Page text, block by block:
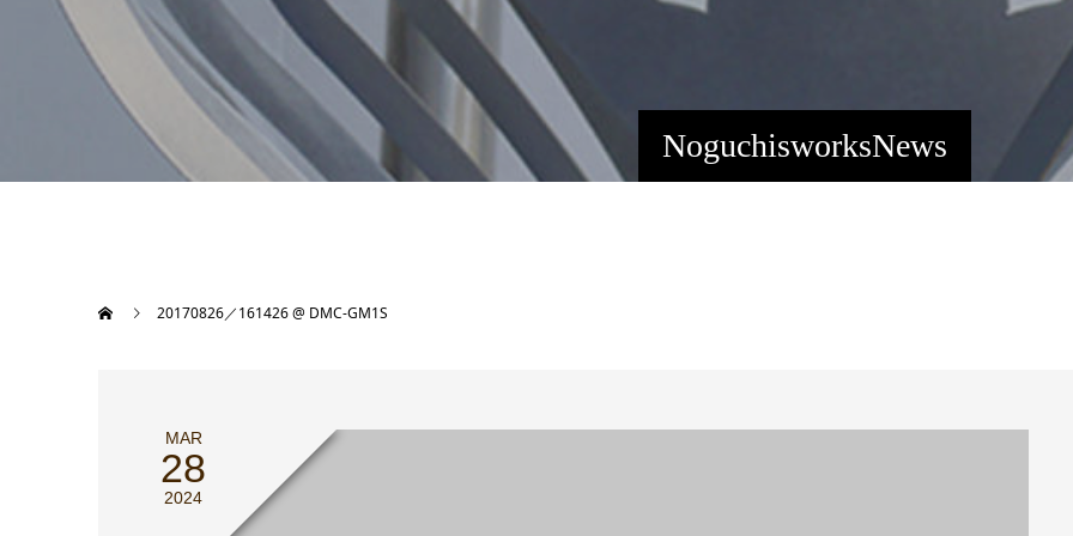
NoguchisworksNews
20170826／161426 @ DMC-GM1S
MAR
28
2024